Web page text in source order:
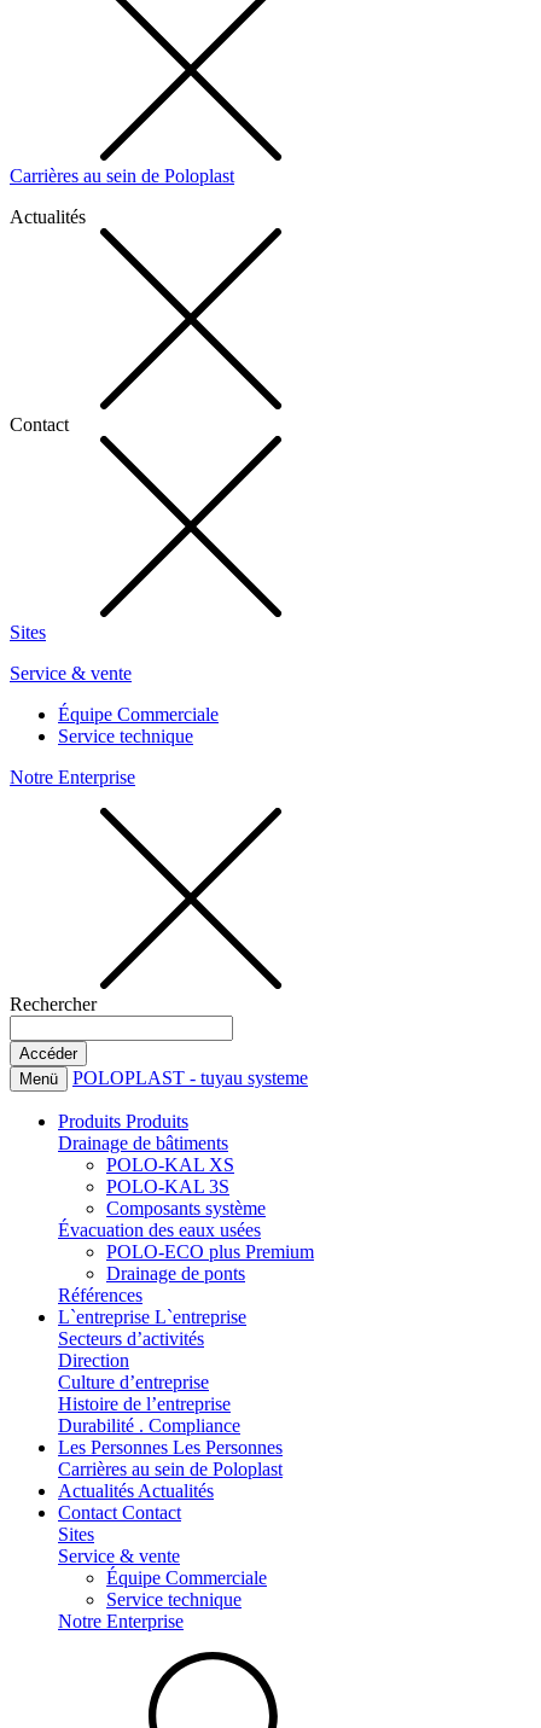
Carrières au sein de Poloplast
Actualités
Contact
Sites
Service & vente
Équipe Commerciale
Service technique
Notre Enterprise
Rechercher
Menü POLOPLAST - tuyau systeme
Produits Produits
Drainage de bâtiments
POLO-KAL XS
POLO-KAL 3S
Composants système
Évacuation des eaux usées
POLO-ECO plus Premium
Drainage de ponts
Références
L`entreprise L`entreprise
Secteurs d’activités
Direction
Culture d’entreprise
Histoire de l’entreprise
Durabilité . Compliance
Les Personnes Les Personnes
Carrières au sein de Poloplast
Actualités Actualités
Contact Contact
Sites
Service & vente
Équipe Commerciale
Service technique
Notre Enterprise